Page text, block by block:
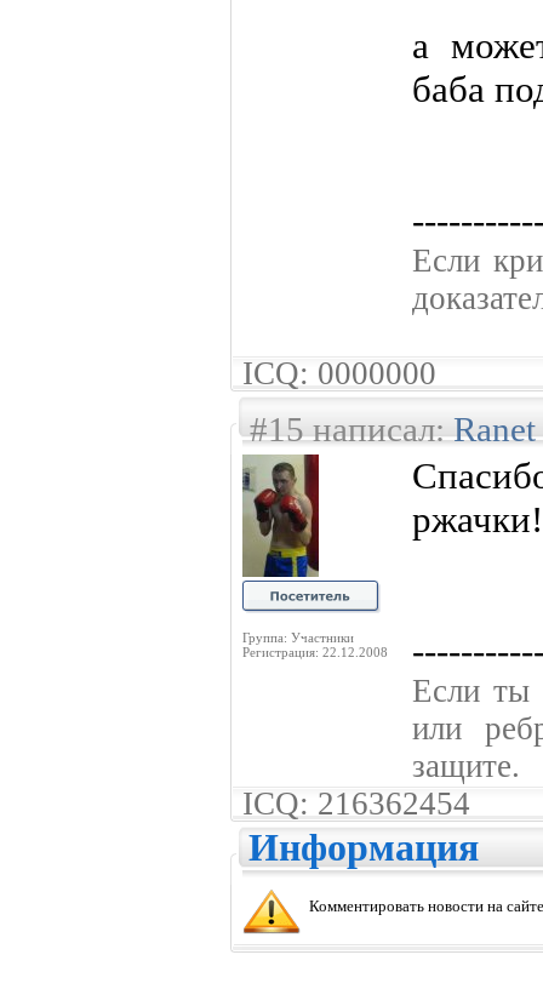
а
баба
Если
ICQ: 0000000
#15 написал:Ranet
Группа: Участники
Регистрация: 22.12.2008
Если ты
или
защите.
ICQ: 216362454
Информация
Комментировать новости на